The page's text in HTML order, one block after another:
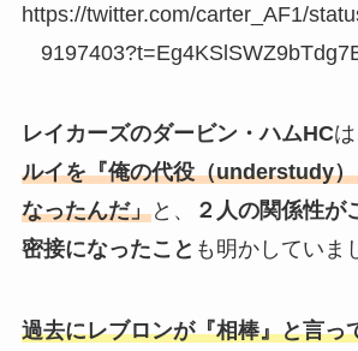
https://twitter.com/carter_AF1/
レイカーズのダービン・ハムHCは
ルイを『俺の代役（understudy
なったんだ」と、
２人の関係性が
密接になったこと も明かしていま
過去にレブロンが『相棒』と言っ